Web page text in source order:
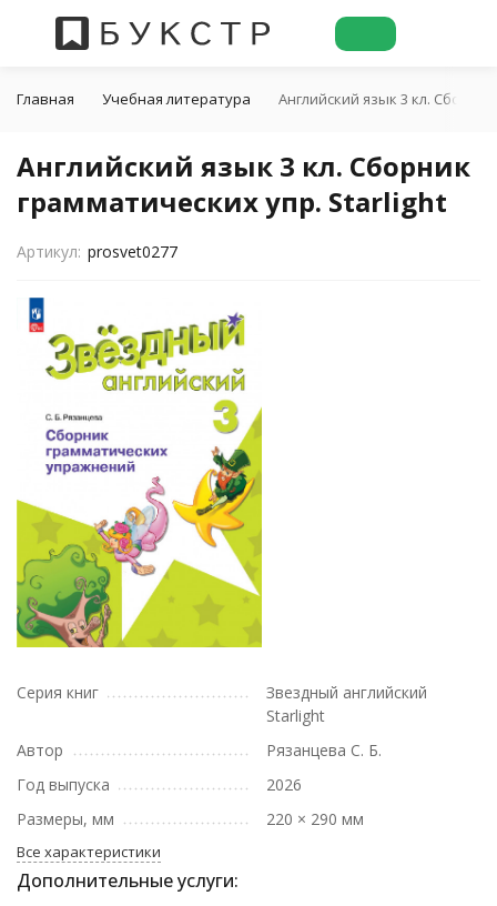
Главная Учебная литература Английский язык 3 кл.
Английский язык 3 кл. Сборник
грамматических упр. Starlight
Артикул: prosvet0277
Серия книг
Звездный английский
Starlight
Автор
Рязанцева С. Б.
Год выпуска
2026
Размеры, мм
220 × 290 мм
Все характеристики
Дополнительные услуги: